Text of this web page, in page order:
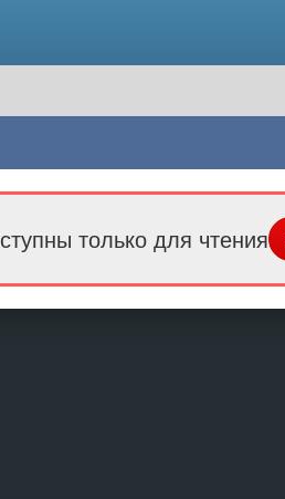
только для чтения